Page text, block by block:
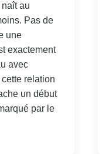
naît au
Pas de
une
exactement
avec
relation
un début
par le